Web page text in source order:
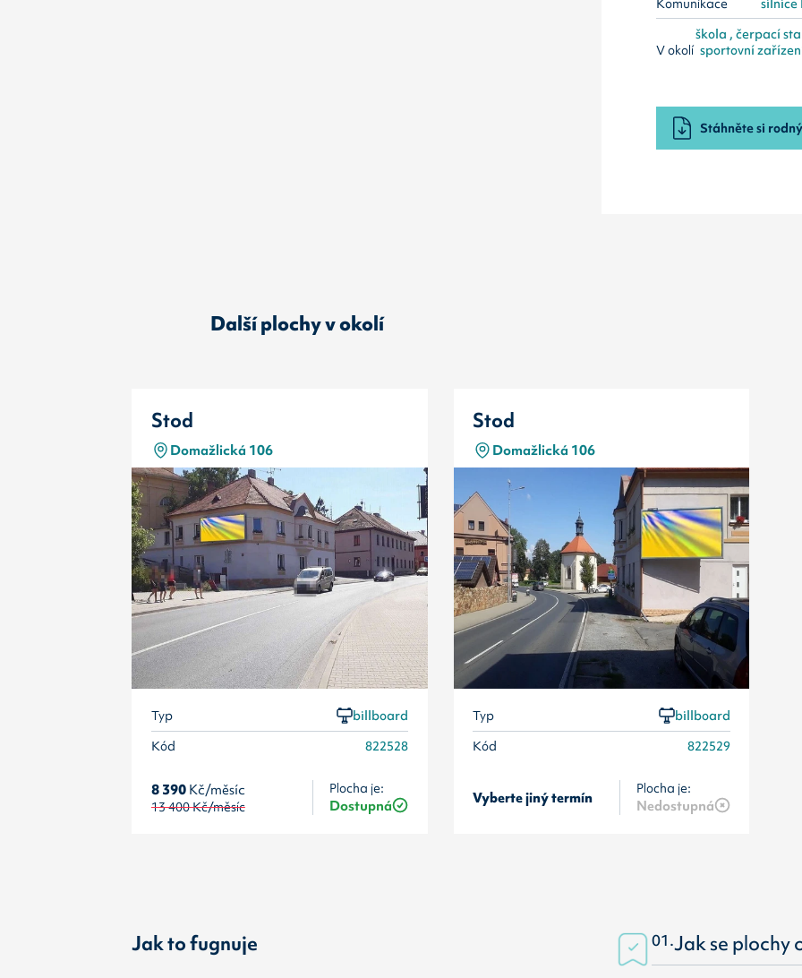
Komunikace
silnice
V okolí
škola , čerpací
sportovní
Stáhněte si
Další plochy v okolí
Stod
Domažlická 106
Typ
billboard
Kód
822528
8 390Kč/měsíc
13 400Kč/měsíc
Plocha je:
Dostupná
Stod
Domažlická 106
Typ
billboard
Kód
822529
Vyberte jiný termín Plocha je:
Nedostupná
Jak to fugnuje 01.Jak se plochy